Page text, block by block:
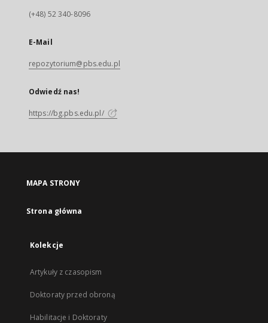
(+48) 52 340-8096
E-Mail
repozytorium@pbs.edu.pl
Odwiedź nas!
https://bg.pbs.edu.pl/
MAPA STRONY
Strona główna
Kolekcje
Artykuły z czasopism
Doktoraty przed obroną
Habilitacje i Doktoraty